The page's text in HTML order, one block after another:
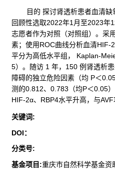
目的 探讨肾透析患者血清
回顾性选取2022年1月至2023年
志愿者作为对照（对照组）。采
素；使用ROC曲线分析血清HIF-
平分为高低水平组， Kaplan-
5）。随访 1 年，150 例肾透析
障碍的独立危险因素（均 P＜
测的0.812、0.783（均P＜0.05
HIF-2α、RBP4水平升高，与
关键词:
DOI：
分类号:
基金项目:重庆市自然科学基金